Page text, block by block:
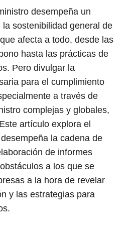
desempeña un
sostenibilidad general de
afecta a todo, desde las
hasta las prácticas de
Pero divulgar la
para el cumplimiento
a través de
complejas y globales,
artículo explora el
la cadena de
de informes
a los que se
a la hora de revelar
y las estrategias para